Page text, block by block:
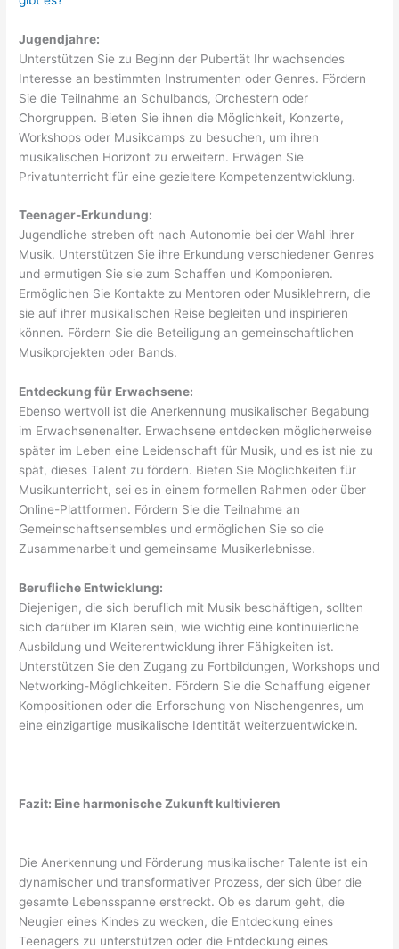
Jugendjahre:
Unterstützen Sie zu Beginn der Pubertät Ihr wachsendes
Interesse an bestimmten Instrumenten oder Genres. Fördern
Sie die Teilnahme an Schulbands, Orchestern oder
Chorgruppen. Bieten Sie ihnen die Möglichkeit, Konzerte,
Workshops oder Musikcamps zu besuchen, um ihren
musikalischen Horizont zu erweitern. Erwägen Sie
Privatunterricht für eine gezieltere Kompetenzentwicklung.
Teenager-Erkundung:
Jugendliche streben oft nach Autonomie bei der Wahl ihrer
Musik. Unterstützen Sie ihre Erkundung verschiedener Genres
und ermutigen Sie sie zum Schaffen und Komponieren.
Ermöglichen Sie Kontakte zu Mentoren oder Musiklehrern, die
sie auf ihrer musikalischen Reise begleiten und inspirieren
können. Fördern Sie die Beteiligung an gemeinschaftlichen
Musikprojekten oder Bands.
Entdeckung für Erwachsene:
Ebenso wertvoll ist die Anerkennung musikalischer Begabung
im Erwachsenenalter. Erwachsene entdecken möglicherweise
später im Leben eine Leidenschaft für Musik, und es ist nie zu
spät, dieses Talent zu fördern. Bieten Sie Möglichkeiten für
Musikunterricht, sei es in einem formellen Rahmen oder über
Online-Plattformen. Fördern Sie die Teilnahme an
Gemeinschaftsensembles und ermöglichen Sie so die
Zusammenarbeit und gemeinsame Musikerlebnisse.
Berufliche Entwicklung:
Diejenigen, die sich beruflich mit Musik beschäftigen, sollten
sich darüber im Klaren sein, wie wichtig eine kontinuierliche
Ausbildung und Weiterentwicklung ihrer Fähigkeiten ist.
Unterstützen Sie den Zugang zu Fortbildungen, Workshops und
Networking-Möglichkeiten. Fördern Sie die Schaffung eigener
Kompositionen oder die Erforschung von Nischengenres, um
eine einzigartige musikalische Identität weiterzuentwickeln.
Fazit: Eine harmonische Zukunft kultivieren
Die Anerkennung und Förderung musikalischer Talente ist ein
dynamischer und transformativer Prozess, der sich über die
gesamte Lebensspanne erstreckt. Ob es darum geht, die
Neugier eines Kindes zu wecken, die Entdeckung eines
Teenagers zu unterstützen oder die Entdeckung eines